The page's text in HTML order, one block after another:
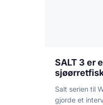
SALT 3 er
Salt serien til
gjorde et